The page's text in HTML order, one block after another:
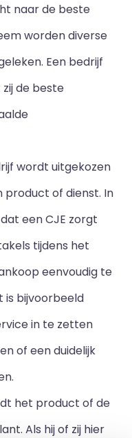
naar de beste
worden diverse
Een bedrijf
de beste
wordt uitgekozen
product of dienst. In
een CJE zorgt
tijdens het
eenvoudig te
is bijvoorbeeld
in te zetten
of een duidelijk
het product of de
Als hij of zij hier